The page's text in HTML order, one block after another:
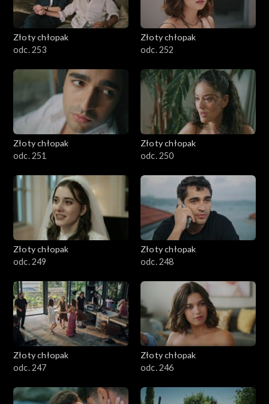
Złoty chłopak
odc. 253
Złoty chłopak
odc. 252
Złoty chłopak
odc. 251
Złoty chłopak
odc. 250
Złoty chłopak
odc. 249
Złoty chłopak
odc. 248
Złoty chłopak
odc. 247
Złoty chłopak
odc. 246